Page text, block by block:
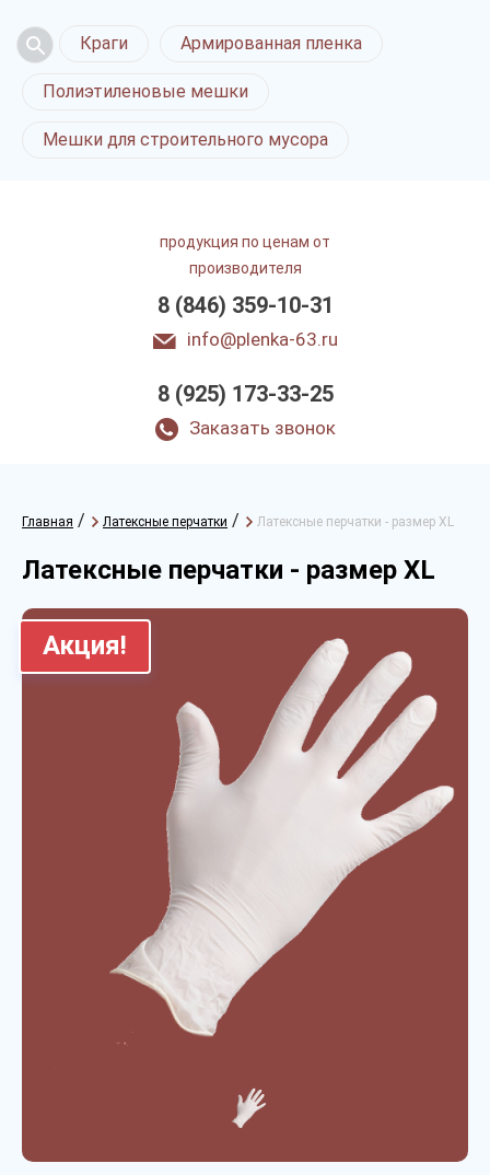
Краги Армированная пленка
Полиэтиленовые мешки
Мешки для строительного мусора
продукция по ценам от
производителя
8 (846) 359-10-31
info@plenka-63.ru
8 (925) 173-33-25
Заказать звонок
Главная / Латексные перчатки / Латексные перчатки - размер XL
Латексные перчатки - размер XL
Акция!